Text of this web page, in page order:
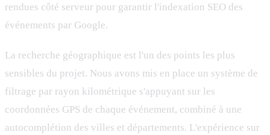
rendues côté serveur pour garantir l'indexation SEO des
événements par Google.
La recherche géographique est l'un des points les plus
sensibles du projet. Nous avons mis en place un système de
filtrage par rayon kilométrique s'appuyant sur les
coordonnées GPS de chaque événement, combiné à une
autocomplétion des villes et départements. L'expérience sur